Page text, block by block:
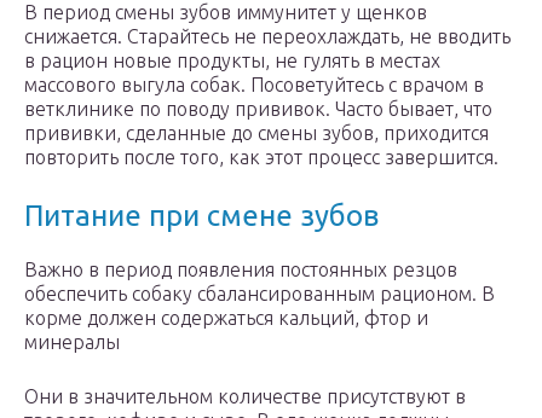
В период смены зубов иммунитет у щенков
снижается. Старайтесь не переохлаждать, не вводить
в рацион новые продукты, не гулять в местах
массового выгула собак. Посоветуйтесь с врачом в
ветклинике по поводу прививок. Часто бывает, что
прививки, сделанные до смены зубов, приходится
повторить после того, как этот процесс завершится.
Питание при смене зубов
Важно в период появления постоянных резцов
обеспечить собаку сбалансированным рационом. В
корме должен содержаться кальций, фтор и
минералы
Они в значительном количестве присутствуют в